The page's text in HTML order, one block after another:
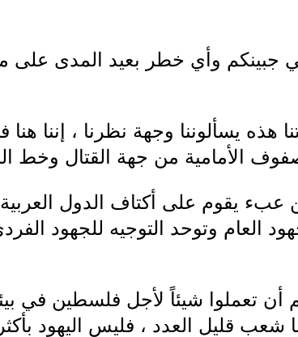
جبينكم وأي خطر بعيد المدى على
هذه يسألوننا وجهة نظرنا ، إننا
الأمامية من جهة القتال وخط
يقوم على أكتاف الدول
العام وتوحد التوجيه للجهود
أن تعملوا شيئاً لأجل فلسطين في
شعب قليل العدد ، فليس اليهود